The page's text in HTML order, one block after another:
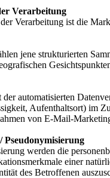
Verarbeitung
Verarbeitung ist die
jene strukturierten
automatisierten
Aufenthaltsort) im
von E-Mail-
Pseudonymisierung
werden die
einer
des Betroffenen